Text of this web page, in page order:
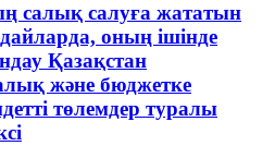
салық салуға жататын
оның ішінде
Қазақстан
және бюджетке
төлемдер туралы